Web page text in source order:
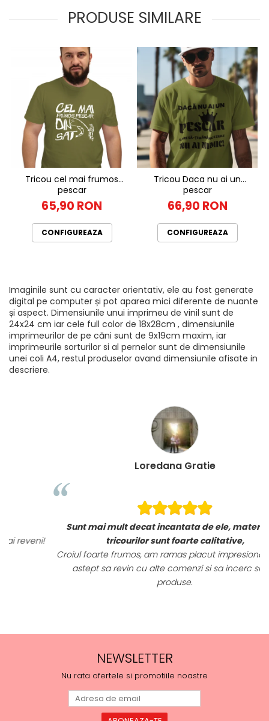
PRODUSE SIMILARE
Tricou cel mai frumos
pescar
65,90 RON
CONFIGUREAZA
Tricou Daca nu ai un
pescar
66,90 RON
CONFIGUREAZA
Imaginile sunt cu caracter orientativ, ele au fost generate
digital pe computer și pot aparea mici diferente de nuante
și aspect. Dimensiunile unui imprimeu de vinil sunt de
24x24 cm iar cele full color de 18x28cm , dimensiunile
imprimeurilor de pe căni sunt de 9x19cm maxim, iar
imprimeurile sorturilor si al pernelor sunt de dimensiunile
unei coli A4, restul produselor avand dimensiunile afisate in
descriere.
Loredana Gratie
Sunt mai mult decat incantata de ele, materialele
tricourilor sunt foarte calitative,
Croiul foarte frumos, am ramas placut impresionata, abia
astept sa revin cu alte comenzi si sa incerc si alte
NEWSLETTER
Nu rata ofertele si promotiile noastre